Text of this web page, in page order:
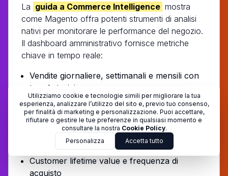
La guida a Commerce Intelligence mostra
come Magento offra potenti strumenti di analisi
nativi per monitorare le performance del negozio.
Il dashboard amministrativo fornisce metriche
chiave in tempo reale:
Vendite giornaliere, settimanali e mensili con
trend storici
Prodotti più venduti e categorie con migliori
performance
Tasso di abbandono carrello e funnel di
conversione
Customer lifetime value e frequenza di
acquisto
Utilizziamo cookie e tecnologie simili per migliorare la tua
esperienza, analizzare l’utilizzo del sito e, previo tuo consenso,
per finalità di marketing e personalizzazione. Puoi accettare,
rifiutare o gestire le tue preferenze in qualsiasi momento e
consultare la nostra Cookie Policy.
Personalizza
Accetta tutto